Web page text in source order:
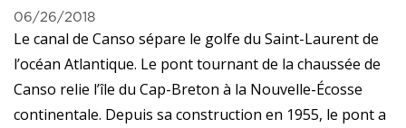
06/26/2018
Le canal de Canso sépare le golfe du Saint-Laurent de
l’océan Atlantique. Le pont tournant de la chaussée de
Canso relie l’île du Cap-Breton à la Nouvelle-Écosse
continentale. Depuis sa construction en 1955, le pont a